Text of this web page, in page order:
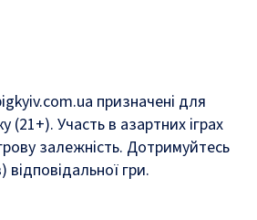
призначені для
(21+). Участь в азартних іграх
залежність. Дотримуйтесь
гри.